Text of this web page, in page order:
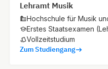
Lehramt Musik
Hochschule für Musik
Erstes Staatsexamen
Vollzeitstudium
Zum Studiengang